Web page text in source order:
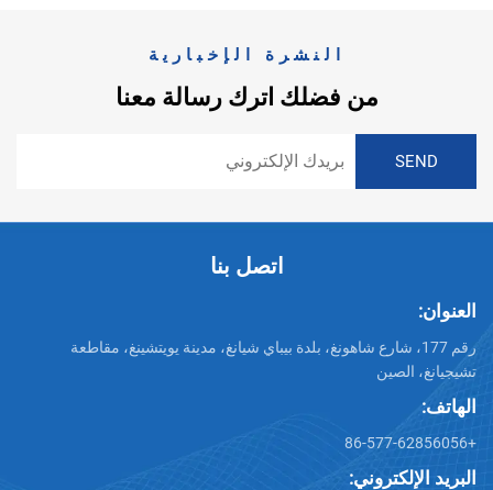
النشرة الإخبارية
من فضلك اترك رسالة معنا
اتصل بنا
العنوان:
رقم 177، شارع شاهونغ، بلدة بيباي شيانغ، مدينة يويتشينغ، مقاطعة
تشيجيانغ، الصين
الهاتف:
+86-577-62856056
البريد الإلكتروني: